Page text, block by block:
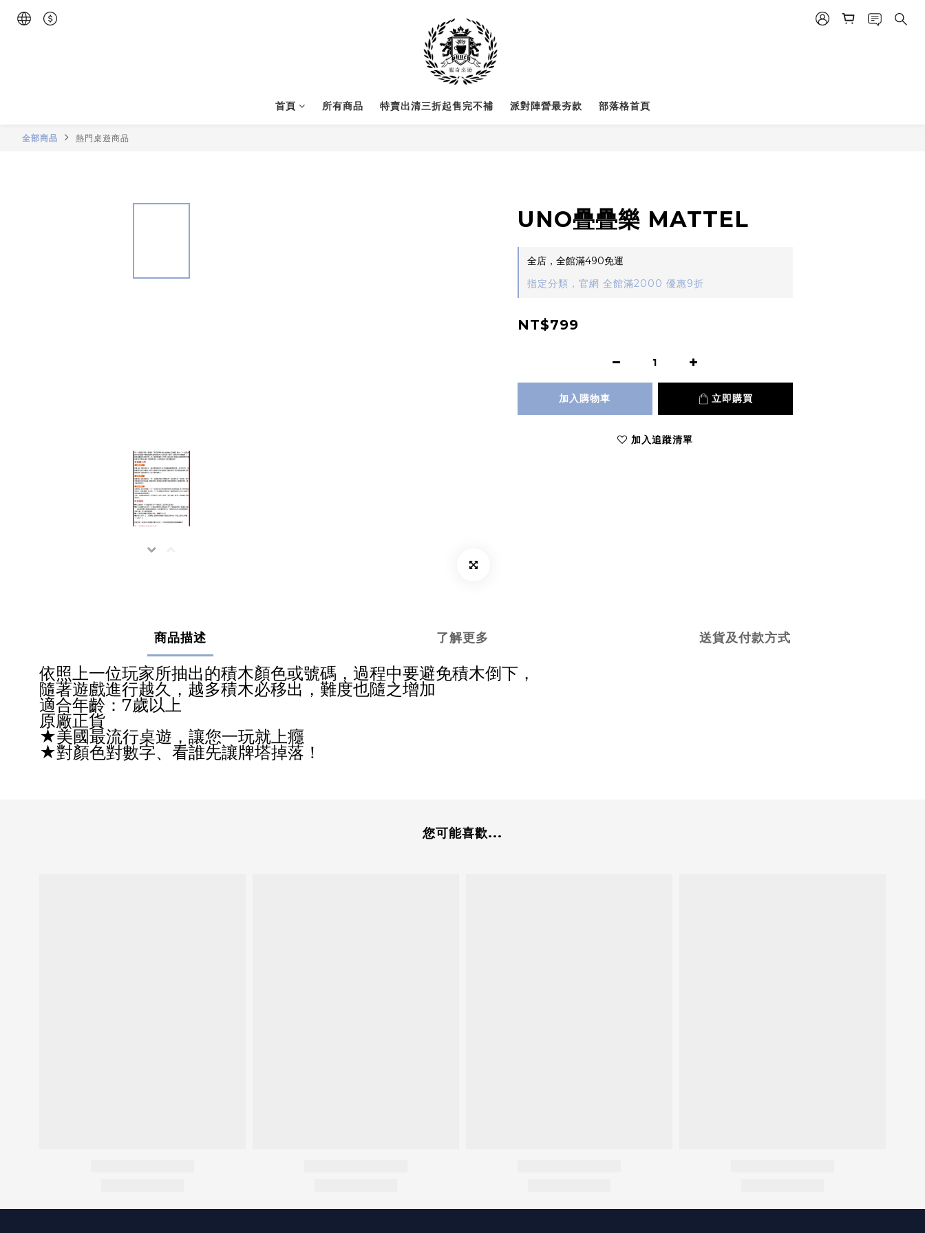
首頁 所有商品 特賣出清三折起售完不補 派對陣營最夯款 部落格首頁
全部商品 熱門桌遊商品
UNO疊疊樂 MATTEL
全店，全館滿490免運
指定分類，官網 全館滿2000 優惠9折
NT$799
加入購物車 立即購買
加入追蹤清單
商品描述 了解更多 送貨及付款方式
依照上一位玩家所抽出的積木顏色或號碼，過程中要避免積木倒下，
隨著遊戲進行越久，越多積木必移出，難度也隨之增加
適合年齡：7歲以上
原廠正貨
★美國最流行桌遊，讓您一玩就上癮
★對顏色對數字、看誰先讓牌塔掉落！
您可能喜歡...